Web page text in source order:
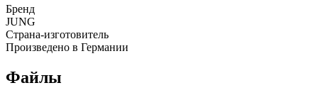
Бренд
JUNG
Страна-изготовитель
Произведено в Германии
Файлы